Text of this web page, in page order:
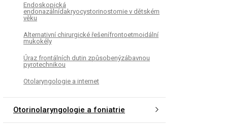
Endoskopická
endonazálnídakryocystorinostomie v dětském
věku
Alternativní chirurgické řešenífrontoetmoidální
mukokély
Úraz frontálních dutin způsobenýzábavnou
pyrotechnikou
Otolaryngologie a internet
Otorinolaryngologie a foniatrie